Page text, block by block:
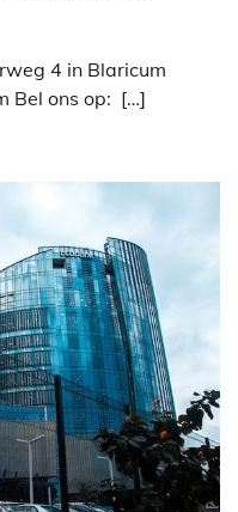
4 in Blaricum
Bel ons op: […]